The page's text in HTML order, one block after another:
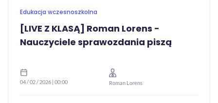
Edukacja wczesnoszkolna
[LIVE Z KLASĄ] Roman Lorens -
Nauczyciele sprawozdania piszą
04 / 02 / 2026 | 00:00 Roman Lorens